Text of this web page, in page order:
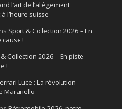
l’art de l’allègement
l’heure suisse
Sport & Collection 2026 – En
cause !
Collection 2026 – En piste
!
Luce : La révolution
Maranello